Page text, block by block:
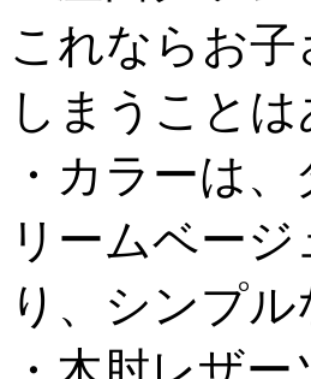
これならお
しまうこと
・カラーは
リームベー
り、シンプ